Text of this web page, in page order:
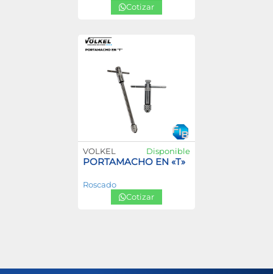
Cotizar
VOLKEL Disponible
PORTAMACHO EN «T»
Roscado
Cotizar